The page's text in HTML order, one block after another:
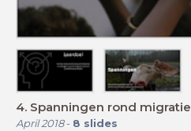
4. Spanningen rond migratie
April 2018- 8 slides